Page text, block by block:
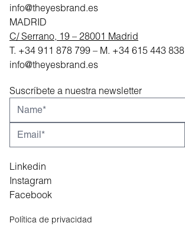
info@theyesbrand.es
MADRID
C/ Serrano, 19 – 28001 Madrid
T. +34 911 878 799 – M. +34 615 443 838
info@theyesbrand.es
Suscríbete a nuestra newsletter
Linkedin
Instagram
Facebook
Política de privacidad